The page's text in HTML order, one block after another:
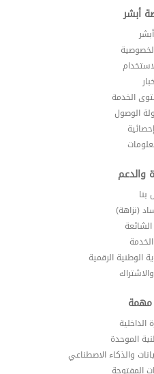
أبشر
الخدمة
الوصول
والدعم
بنا
(نزاهة)
الوطنية الرقمية
مهمة
الداخلية
الموحدة
والذكاء الاصطناعي
المفتوحة